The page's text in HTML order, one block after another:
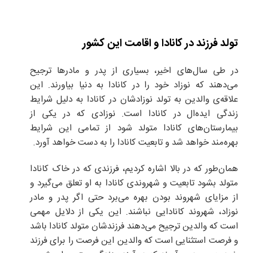
تولد فرزند در کانادا و اقامت این کشور
در طی سال‌های اخیر، بسیاری از پدر و مادر‌ها ترجیح
می‌دهند که نوزاد خود را در کانادا به دنیا بیاورند. این
علاقه‌ی والدین به تولد نوزادشان در کانادا به دلیل شرایط
زندگی ایده‌ال در کانادا است. نوزادی که در یکی از
بیمارستان‌های کانادا متولد شود از تمامی این شرایط
بهره‌مند خواهد شد و تابعیت کانادا را به دست خواهد آورد.
همان‌طور که در بالا اشاره کردیم، فرزندی که در خاک کانادا
متولد بشود تابعیت و شهروندی کانادا به او تعلق می‌گیرد و
از مزایای شهروند بودن بهره می‌برد حتی اگر پدر و مادر
نوزاد، شهروند کانادایی نباشند. این یکی از دلایل مهمی
است که والدین ترجیح می‌دهند فرزندشان متولد کانادا باشد
و فرصت استثنایی است که والدین این فرصت را برای فرزند